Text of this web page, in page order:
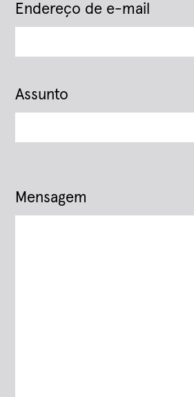
Endereço de e-mail
Assunto
Mensagem